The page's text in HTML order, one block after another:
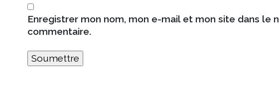
Enregistrer mon nom, mon e-mail et mon site dans le
commentaire.